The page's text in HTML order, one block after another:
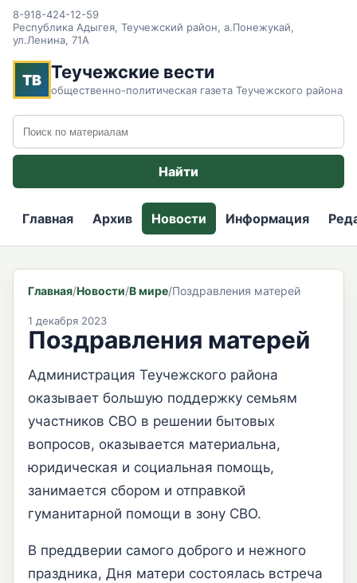
8-918-424-12-59
Республика Адыгея, Теучежский район, а.Понежукай,
ул.Ленина, 71А
ТВ Теучежские вести
общественно-политическая газета Теучежского района
Поиск по сайту
Найти
Главная Архив Новости Информация
Главная/Новости/В мире/Поздравления матерей
1 декабря 2023
Поздравления матерей
Администрация Теучежского района
оказывает большую поддержку семьям
участников СВО в решении бытовых
вопросов, оказывается материальна,
юридическая и социальная помощь,
занимается сбором и отправкой
гуманитарной помощи в зону СВО.
В преддверии самого доброго и нежного
праздника, Дня матери состоялась встреча